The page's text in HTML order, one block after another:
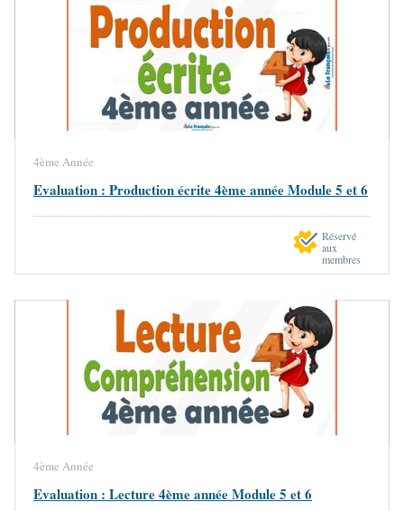
4ème Année
Evaluation : Production écrite 4ème année Module 5 et 6
Réservé
aux
membres
4ème Année
Evaluation : Lecture 4ème année Module 5 et 6